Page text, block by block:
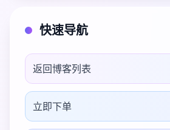
快速导航
返回博客列表
立即下单